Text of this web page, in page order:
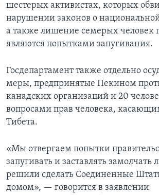
шестерых активистах, которых
нарушении законов о
а также лишение семерых человек
являются попытками запугивания.
Госдепартамент также отдельно
меры, предпринятые Пекином
канадских организаций и 20
вопросами прав человека,
Тибета.
«Мы отвергаем попытки
запугивать и заставлять замолчать
решили сделать Соединенные
домом», — говорится в заявлении